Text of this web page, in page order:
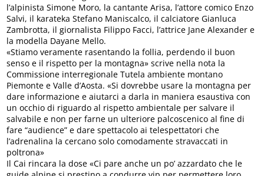
l’alpinista Simone Moro, la cantante Arisa, l’attore comico Enzo
Salvi, il karateka Stefano Maniscalco, il calciatore Gianluca
Zambrotta, il giornalista Filippo Facci, l’attrice Jane Alexander e
la modella Dayane Mello.
«Stiamo veramente rasentando la follia, perdendo il buon
senso e il rispetto per la montagna» scrive nella nota la
Commissione interregionale Tutela ambiente montano
Piemonte e Valle d’Aosta. «Si dovrebbe usare la montagna per
dare informazione e aiutarci a darla in maniera esaustiva con
un occhio di riguardo al rispetto ambientale per salvare il
salvabile e non per farne un ulteriore palcoscenico al fine di
fare “audience” e dare spettacolo ai telespettatori che
l’adrenalina la cercano solo comodamente stravaccati in
poltrona»
Il Cai rincara la dose «Ci pare anche un po’ azzardato che le